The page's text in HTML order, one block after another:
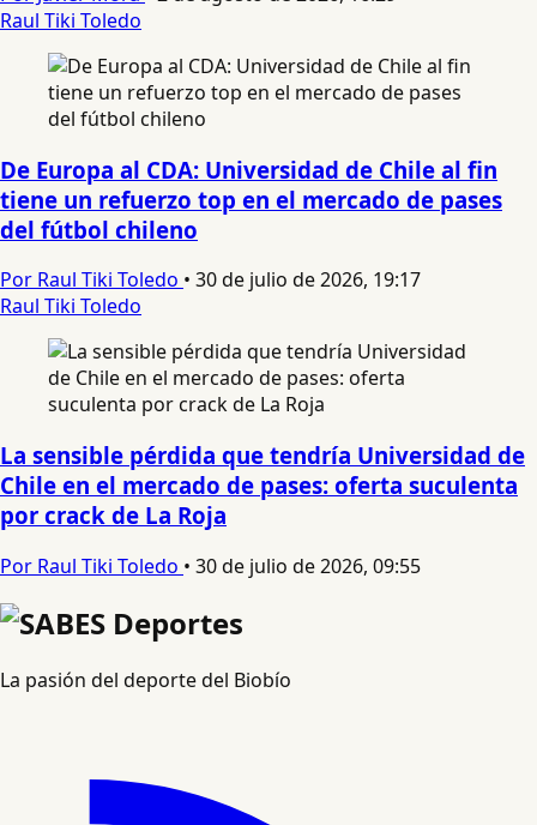
Raul Tiki Toledo
De Europa al CDA: Universidad de Chile al fin
tiene un refuerzo top en el mercado de pases
del fútbol chileno
Por Raul Tiki Toledo • 30 de julio de 2026, 19:17
Raul Tiki Toledo
La sensible pérdida que tendría Universidad de
Chile en el mercado de pases: oferta suculenta
por crack de La Roja
Por Raul Tiki Toledo • 30 de julio de 2026, 09:55
La pasión del deporte del Biobío